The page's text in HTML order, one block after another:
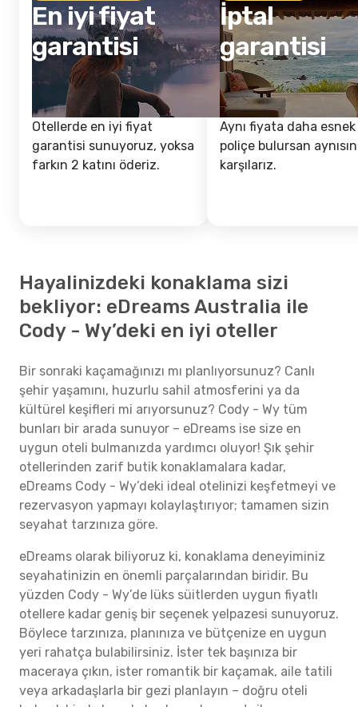
En iyi fiyat
garantisi
Otellerde en iyi fiyat
garantisi sunuyoruz, yoksa
farkın 2 katını öderiz.
İptal
garantisi
Aynı fiyata daha
poliçe bulursan
karşılarız.
Hayalinizdeki konaklama sizi
bekliyor: eDreams Australia ile
Cody - Wy’deki en iyi oteller
Bir sonraki kaçamağınızı mı planlıyorsunuz? Canlı
şehir yaşamını, huzurlu sahil atmosferini ya da
kültürel keşifleri mi arıyorsunuz? Cody - Wy tüm
bunları bir arada sunuyor – eDreams ise size en
uygun oteli bulmanızda yardımcı oluyor! Şık şehir
otellerinden zarif butik konaklamalara kadar,
eDreams Cody - Wy’deki ideal otelinizi keşfetmeyi ve
rezervasyon yapmayı kolaylaştırıyor; tamamen sizin
seyahat tarzınıza göre.
eDreams olarak biliyoruz ki, konaklama deneyiminiz
seyahatinizin en önemli parçalarından biridir. Bu
yüzden Cody - Wy’de lüks süitlerden uygun fiyatlı
otellere kadar geniş bir seçenek yelpazesi sunuyoruz.
Böylece tarzınıza, planınıza ve bütçenize en uygun
yeri rahatça bulabilirsiniz. İster tek başınıza bir
maceraya çıkın, ister romantik bir kaçamak, aile tatili
veya arkadaşlarla bir gezi planlayın – doğru oteli